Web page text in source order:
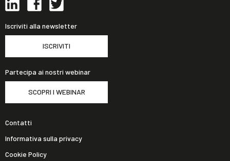
Iscriviti alla newsletter
ISCRIVITI
Partecipa ai nostri webinar
SCOPRI I WEBINAR
Contatti
Informativa sulla privacy
Cookie Policy